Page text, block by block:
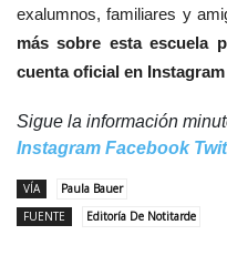
exalumnos, familiares y
más sobre esta escuela
cuenta oficial en
Sigue la información
Instagram Facebook
VÍA
Paula Bauer
FUENTE
Editoría De Notitarde